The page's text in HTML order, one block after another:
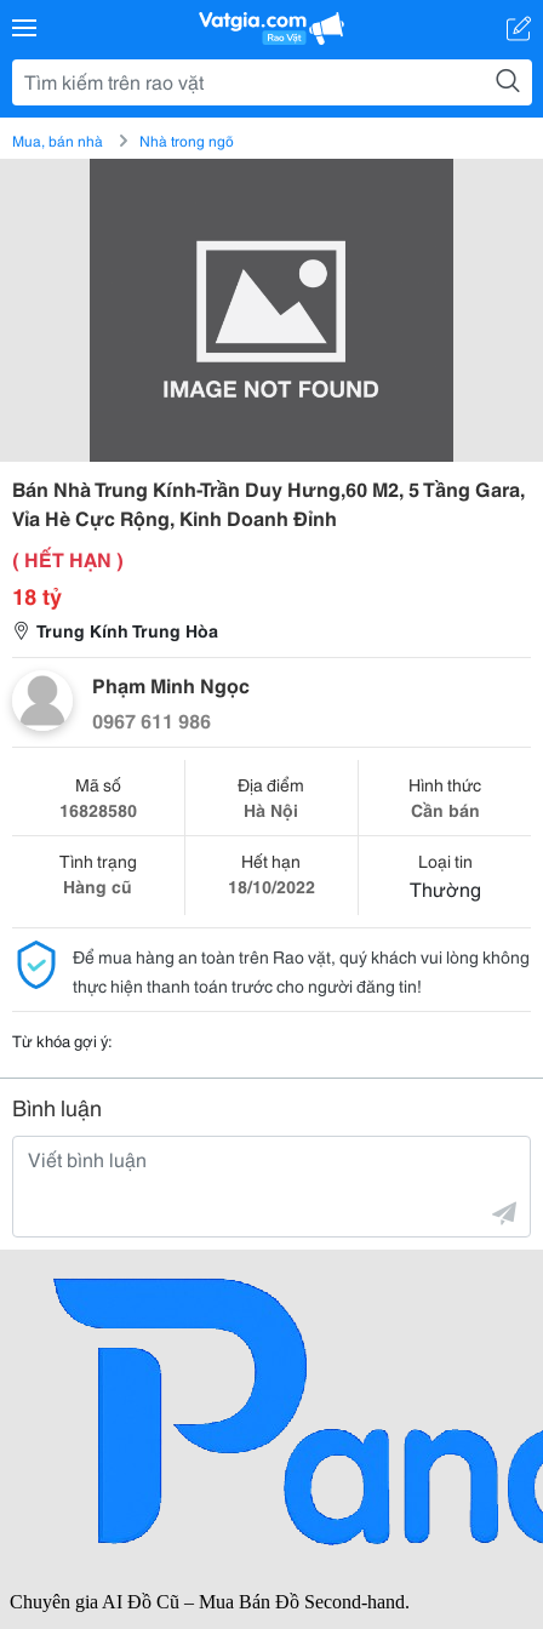
Mua, bán nhà Nhà trong ngõ
Bán Nhà Trung Kính-Trần Duy Hưng,60 M2, 5 Tầng Gara,
Vỉa Hè Cực Rộng, Kinh Doanh Đỉnh
( HẾT HẠN )
18 tỷ
Trung Kính Trung Hòa
Phạm Minh Ngọc
0967 611 986
Mã số
16828580
Địa điểm
Hà Nội
Hình thức
Cần bán
Tình trạng
Hàng cũ
Hết hạn
18/10/2022
Loại tin
Thường
Để mua hàng an toàn trên Rao vặt, quý khách vui lòng không
thực hiện thanh toán trước cho người đăng tin!
Từ khóa gợi ý:
Bình luận